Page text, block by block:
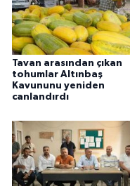
Tavan arasından çıkan
tohumlar Altınbaş
Kavununu yeniden
canlandırdı